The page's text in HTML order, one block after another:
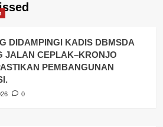
DIDAMPINGI KADIS DBMSDA
JALAN CEPLAK–KRONJO
PEMBANGUNAN
0